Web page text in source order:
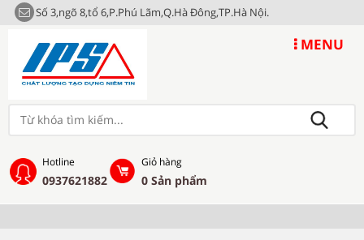
Số 3,ngõ 8,tổ 6,P.Phú Lãm,Q.Hà Đông,TP.Hà Nội.
MENU
Hotline
0937621882
Giỏ hàng
0 Sản phẩm